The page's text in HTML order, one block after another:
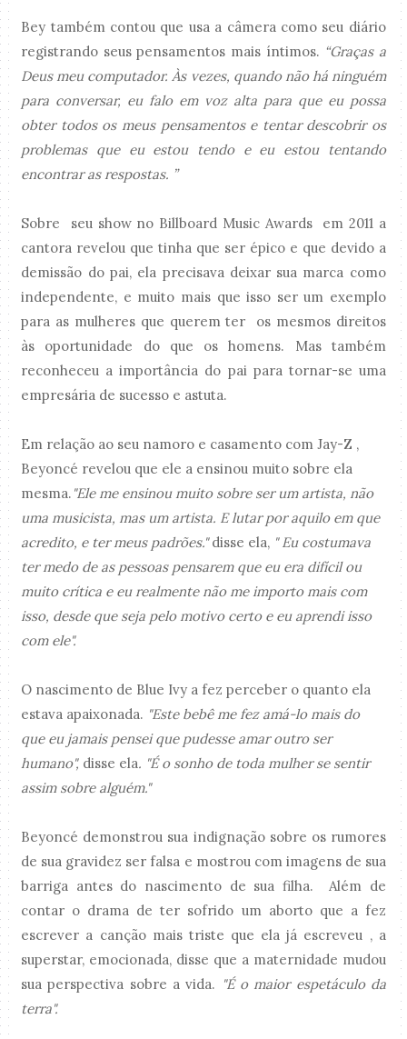
Bey também contou que usa a câmera como seu diário
registrando seus pensamentos mais íntimos. “Graças a
Deus meu computador. Às vezes, quando não há ninguém
para conversar, eu falo em voz alta para que eu possa
obter todos os meus pensamentos e tentar descobrir os
problemas que eu estou tendo e eu estou tentando
encontrar as respostas. ”
Sobre seu show no Billboard Music Awards em 2011 a
cantora revelou que tinha que ser épico e que devido a
demissão do pai, ela precisava deixar sua marca como
independente, e muito mais que isso ser um exemplo
para as mulheres que querem ter os mesmos direitos
às oportunidade do que os homens. Mas também
reconheceu a importância do pai para tornar-se uma
empresária de sucesso e astuta.
Em relação ao seu namoro e casamento com Jay-Z ,
Beyoncé revelou que ele a ensinou muito sobre ela
mesma. "Ele me ensinou muito sobre ser um artista, não
uma musicista, mas um artista. E lutar por aquilo em que
acredito, e ter meus padrões."disse ela, " Eu costumava
ter medo de as pessoas pensarem que eu era difícil ou
muito crítica e eu realmente não me importo mais com
isso, desde que seja pelo motivo certo e eu aprendi isso
com ele".
O nascimento de Blue Ivy a fez perceber o quanto ela
estava apaixonada. "Este bebê me fez amá-lo mais do
que eu jamais pensei que pudesse amar outro ser
humano", disse ela. "É o sonho de toda mulher se sentir
assim sobre alguém."
Beyoncé demonstrou sua indignação sobre os rumores
de sua gravidez ser falsa e mostrou com imagens de sua
barriga antes do nascimento de sua filha. Além de
contar o drama de ter sofrido um aborto que a fez
escrever a canção mais triste que ela já escreveu , a
superstar, emocionada, disse que a maternidade mudou
sua perspectiva sobre a vida. "É o maior espetáculo da
terra".